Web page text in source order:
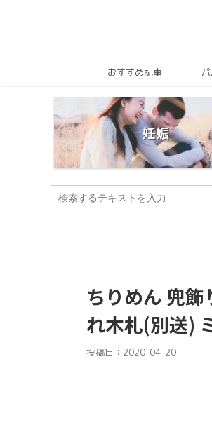
おすすめ記事
妊娠
ちりめん 兜
れ木札(別送)
投稿日： 2020-04-20